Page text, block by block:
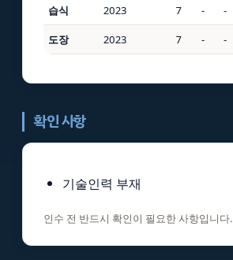
습식 2023 7 - -
도장 2023 7 - -
확인 사항
기술인력 부재
인수 전 반드시 확인이 필요한 사항입니다.